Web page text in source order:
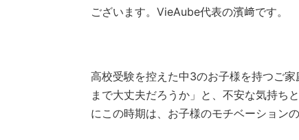
ございます。VieAube代表の濱﨑です。
高校受験を控えた中3のお子様を持つご
まで大丈夫だろうか」と、不安な気持ち
にこの時期は、お子様のモチベーション